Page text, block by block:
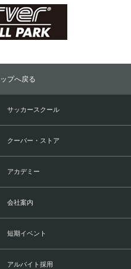
プへ戻る
サッカースクール
クーバー・ストア
アカデミー
会社案内
短期イベント
アルバイト採用